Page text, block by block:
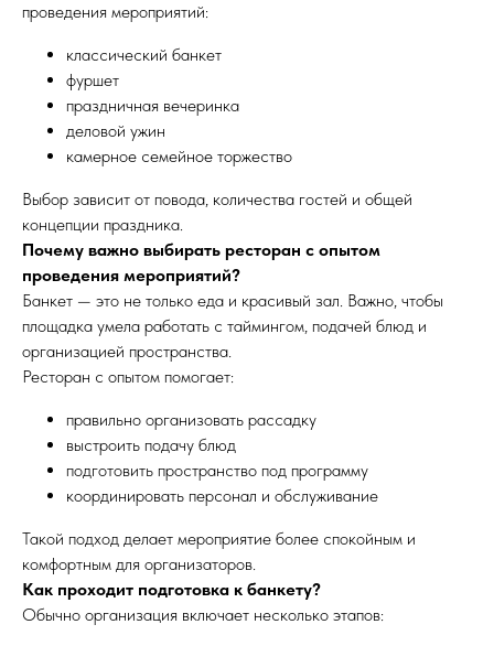
проведения мероприятий:
классический банкет
фуршет
праздничная вечеринка
деловой ужин
камерное семейное торжество
Выбор зависит от повода, количества гостей и общей
концепции праздника.
Почему важно выбирать ресторан с опытом
проведения мероприятий?
Банкет — это не только еда и красивый зал. Важно, чтобы
площадка умела работать с таймингом, подачей блюд и
организацией пространства.
Ресторан с опытом помогает:
правильно организовать рассадку
выстроить подачу блюд
подготовить пространство под программу
координировать персонал и обслуживание
Такой подход делает мероприятие более спокойным и
комфортным для организаторов.
Как проходит подготовка к банкету?
Обычно организация включает несколько этапов:
Москва,
Рочдельская ул., 15, стр. 30
+7 (964) 773-27-06
Банкетный менеджер